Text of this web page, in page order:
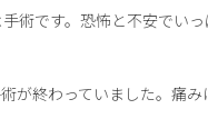
術です。恐怖と不安でい
が終わっていました。痛み